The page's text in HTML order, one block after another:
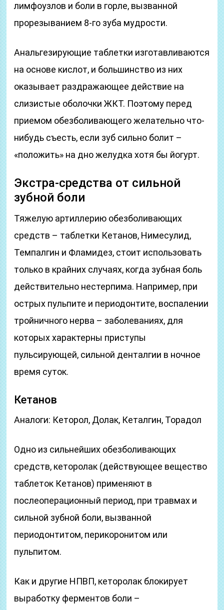
лимфоузлов и боли в горле, вызванной
прорезыванием 8-го зуба мудрости.
Анальгезирующие таблетки изготавливаются
на основе кислот, и большинство из них
оказывает раздражающее действие на
слизистые оболочки ЖКТ. Поэтому перед
приемом обезболивающего желательно что-
нибудь съесть, если зуб сильно болит –
«положить» на дно желудка хотя бы йогурт.
Экстра-средства от сильной
зубной боли
Тяжелую артиллерию обезболивающих
средств – таблетки Кетанов, Нимесулид,
Темпалгин и Фламидез, стоит использовать
только в крайних случаях, когда зубная боль
действительно нестерпима. Например, при
острых пульпите и периодонтите, воспалении
тройничного нерва – заболеваниях, для
которых характерны приступы
пульсирующей, сильной денталгии в ночное
время суток.
Кетанов
Аналоги: Кеторол, Долак, Кеталгин, Торадол
Одно из сильнейших обезболивающих
средств, кеторолак (действующее вещество
таблеток Кетанов) применяют в
послеоперационный период, при травмах и
сильной зубной боли, вызванной
периодонтитом, перикоронитом или
пульпитом.
Как и другие НПВП, кеторолак блокирует
выработку ферментов боли –